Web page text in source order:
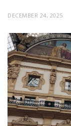
P
S
T
E
D
O
N
DECEMBER 24, 2025